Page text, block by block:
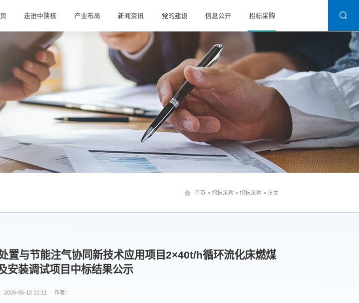
走进中陕核 产业布局 新闻资讯 党的建设 信息公开 招标采购
首页 >招标采购 >招标采购 > 正文
置与节能注气协同新技术应用项目2×40t/h循环流化床燃煤
安装调试项目中标结果公示
2026-05-12 11:11 作者：